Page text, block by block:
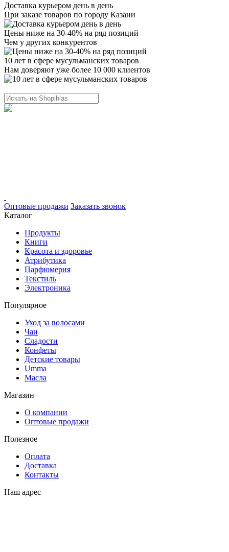
Доставка курьером день в день
При заказе товаров по городу Казани
Цены ниже на 30-40% на ряд позиций
Чем у других конкурентов
10 лет в сфере мусульманских товаров
Нам доверяют уже более 10 000 клиентов
Оптовые продажи Заказать звонок
Каталог
Продукты
Книги
Красота и здоровье
Атрибутика
Парфюмерия
Текстиль
Электроника
Популярное
Уход за волосами
Чаи
Сладости
Конфеты
Детские товары
Umma
Масла
Магазин
О компании
Оптовые продажи
Полезное
Оплата
Доставка
Контакты
Наш адрес